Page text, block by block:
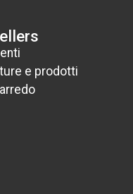
e prodotti